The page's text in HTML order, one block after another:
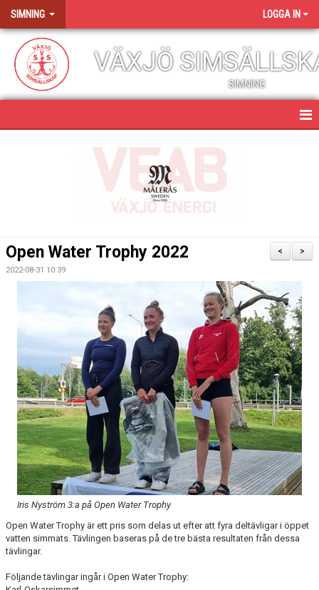
SIMNING LOGGA IN
VÄXJÖ
SIMNING
TÄVLINGS- & LÄGERVERKSAMHET
JOBBA HOS OSS
KONTAKT
>
<
Open Water Trophy 2022
2022-08-31 10:39
Iris Nyström 3:a på Open Water Trophy
Open Water Trophy är ett pris som delas ut efter att fyra deltävligar i öppet
vatten simmats. Tävlingen baseras på de tre bästa resultaten från dessa
tävlingar.
Följande tävlingar ingår i Open Water Trophy: